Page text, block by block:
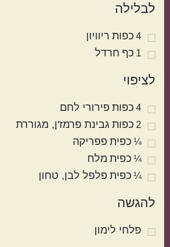
לבלילה
4 כפות ריוויון
1 כף חרדל
לציפוי
4 כפות פירורי לחם
2 כפות גבינת פרמז'ן מגוררת
¼ כפית פפריקה
¼ כפית מלח
¼ כפית פלפל לבן טחון
להגשה
פלחי לימון
מטבח עולמי
ישראלי